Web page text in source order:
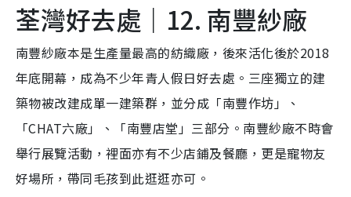
荃灣好去處｜12. 南豐紗廠
南豐紗廠本是生產量最高的紡織廠，後來活化後於2018
年底開幕，成為不少年青人假日好去處。三座獨立的建
築物被改建成單一建築群，並分成「南豐作坊」、
「CHAT六廠」、「南豐店堂」三部分。南豐紗廠不時會
舉行展覽活動，裡面亦有不少店鋪及餐廳，更是寵物友
好場所，帶同毛孩到此逛逛亦可。